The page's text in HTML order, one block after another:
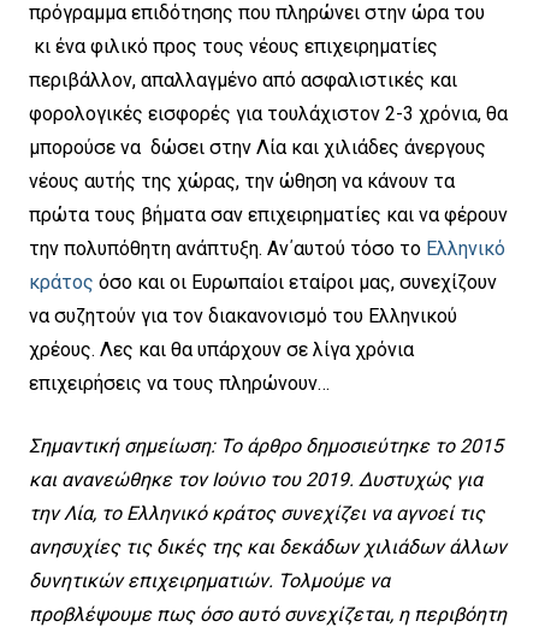
πρόγραμμα επιδότησης που πληρώνει στην ώρα του
κι ένα φιλικό προς τους νέους επιχειρηματίες
περιβάλλον, απαλλαγμένο από ασφαλιστικές και
φορολογικές εισφορές για τουλάχιστον 2-3 χρόνια, θα
μπορούσε να δώσει στην Λία και χιλιάδες άνεργους
νέους αυτής της χώρας, την ώθηση να κάνουν τα
πρώτα τους βήματα σαν επιχειρηματίες και να φέρουν
την πολυπόθητη ανάπτυξη. Αν΄αυτού τόσο το Ελληνικό
κράτος όσο και οι Ευρωπαίοι εταίροι μας, συνεχίζουν
να συζητούν για τον διακανονισμό του Ελληνικού
χρέους. Λες και θα υπάρχουν σε λίγα χρόνια
επιχειρήσεις να τους πληρώνουν…
Σημαντική σημείωση: To άρθρο δημοσιεύτηκε το 2015
και ανανεώθηκε τον Ιούνιο του 2019. Δυστυχώς για
την Λία, το Ελληνικό κράτος συνεχίζει να αγνοεί τις
ανησυχίες τις δικές της και δεκάδων χιλιάδων άλλων
δυνητικών επιχειρηματιών. Τολμούμε να
προβλέψουμε πως όσο αυτό συνεχίζεται, η περιβόητη